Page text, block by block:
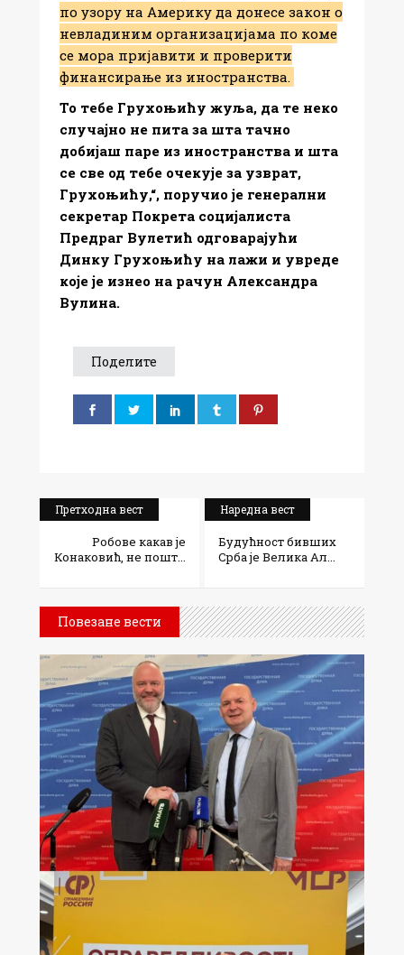
по узору на Америку да донесе закон о
невладиним организацијама по коме
се мора пријавити и проверити
финансирање из иностранства.
То тебе Грухоњићу жуља, да те неко
случајно не пита за шта тачно
добијаш паре из иностранства и шта
се све од тебе очекује за узврат,
Грухоњићу,“, поручио је генерални
секретар Покрета социјалиста
Предраг Вулетић одговарајући
Динку Грухоњићу на лажи и увреде
које је изнео на рачун Александра
Вулина.
Поделите
Претходна вест
Робове какав је
Конаковић, не пошт...
Наредна вест
Будућност бивших
Срба је Велика Ал...
Повезане вести